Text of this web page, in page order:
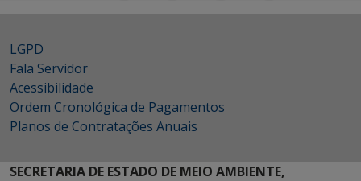
LGPD
Fala Servidor
Acessibilidade
Ordem Cronológica de Pagamentos
Planos de Contratações Anuais
SECRETARIA DE ESTADO DE MEIO AMBIENTE,